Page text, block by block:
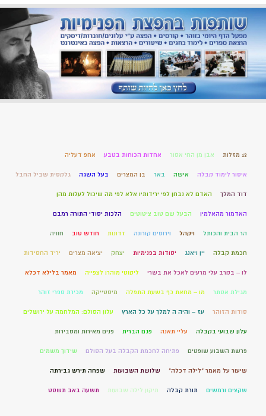
12 מזלות אבן מן החי אסור אחדות הכוחות בטבע אחפ דעליה
איסור לימוד קבלה אישה באר בן המצרים בעל השגה גלקסית שביל החבל
דוד המלך האדם לא נבחן לפי ירידותיו אלא לפי מה שיכול לעלות מהן
האדמור מהאלמין הבעל שם טוב ציטוטים הלכות יסודי התורה רמבם
הר הבית והכותל ויקהל וירוסים קורונה זדונות חודש טוב חוויה
חכמת קבלה יין ויאנג יסודות בפנימיות יצחק יציאה מצרים יריד החסידות
לו – בקרב עלי מרעים לאכל את בשרי ליקוטי מוהרן לצפייה מאמר בלילא דכלא
מגילת אסתר מו – מחאת כף בשעת התפלה מיסטייקה מכירת ספרי זוהר
סודות הזוהר עז – והיה ה למלך על כל הארץ עלון הסולם: המלחמה על ירושלים
עלון שבועי בקבלה עליי תאנה פגם הברית פנים מאירות ומסבירות
פרשת השבוע שופטים פתיחה לחכמת הקבלה בעל הסולם שידוך משמים
שיעור על מאמר "לילה דכלה" שלושת השבועות שפחה תירש גבירתה
שקצים ורמשים תורת קבלה תיקון לילה שבועות תשעה באב תשסט